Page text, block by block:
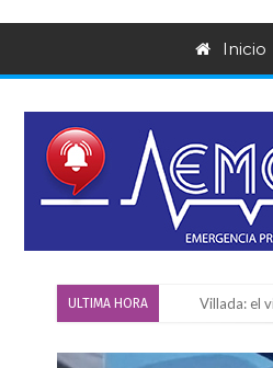
Inicio
ULTIMA HORA Villada: el